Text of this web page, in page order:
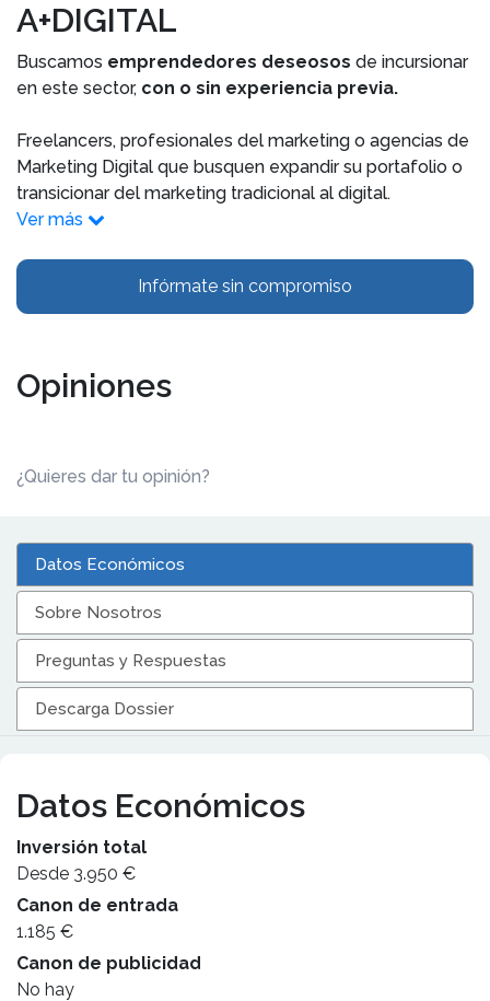
A+DIGITAL
Buscamos emprendedores deseosos de incursionar
en este sector, con o sin experiencia previa.
Freelancers, profesionales del marketing o agencias de
Marketing Digital que busquen expandir su portafolio o
transicionar del marketing tradicional al digital.
Ver más
Infórmate sin compromiso
Opiniones
¿Quieres dar tu opinión?
Datos Económicos
Sobre Nosotros
Preguntas y Respuestas
Descarga Dossier
Datos Económicos
Inversión total
Desde 3.950 €
Canon de entrada
1.185 €
Canon de publicidad
No hay